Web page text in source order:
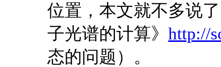
位置，本文就不多说
子光谱的计算》 http://
态的问题）。